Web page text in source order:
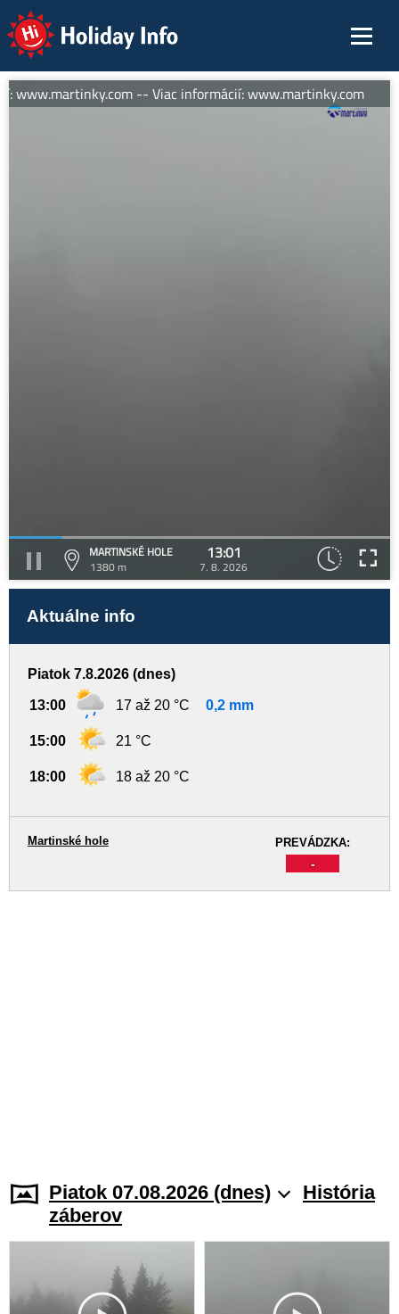
Holiday Info
www.martinky.com -- Viac informácií: www.martinky.com
MARTINSKÉ HOLE
1380 m
13:01
7. 8. 2026
Aktuálne info
Piatok 7.8.2026 (dnes)
13:00 17 až 20 °C 0,2 mm
15:00 21 °C
18:00 18 až 20 °C
PREVÁDZKA:
-
Martinské hole
Piatok 07.08.2026 (dnes)
História
záberov